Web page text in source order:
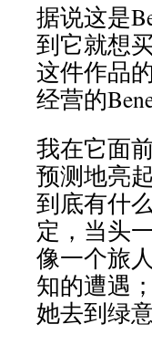
据说这是
到它就想
这件作品
经营的
我在它面
预测地亮
到底有什
定，当头
像一个旅
知的遭遇
她去到绿